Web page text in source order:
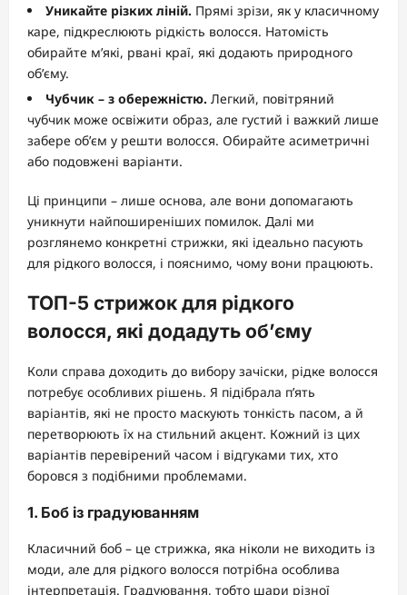
Уникайте різких ліній. Прямі зрізи, як у класичному
каре, підкреслюють рідкість волосся. Натомість
обирайте м’які, рвані краї, які додають природного
об’єму.
Чубчик – з обережністю. Легкий, повітряний
чубчик може освіжити образ, але густий і важкий лише
забере об’єм у решти волосся. Обирайте асиметричні
або подовжені варіанти.
Ці принципи – лише основа, але вони допомагають
уникнути найпоширеніших помилок. Далі ми
розглянемо конкретні стрижки, які ідеально пасують
для рідкого волосся, і пояснимо, чому вони працюють.
ТОП-5 стрижок для рідкого
волосся, які додадуть об’єму
Коли справа доходить до вибору зачіски, рідке волосся
потребує особливих рішень. Я підібрала п’ять
варіантів, які не просто маскують тонкість пасом, а й
перетворюють їх на стильний акцент. Кожний із цих
варіантів перевірений часом і відгуками тих, хто
боровся з подібними проблемами.
1. Боб із градуюванням
Класичний боб – це стрижка, яка ніколи не виходить із
моди, але для рідкого волосся потрібна особлива
інтерпретація. Градуювання, тобто шари різної